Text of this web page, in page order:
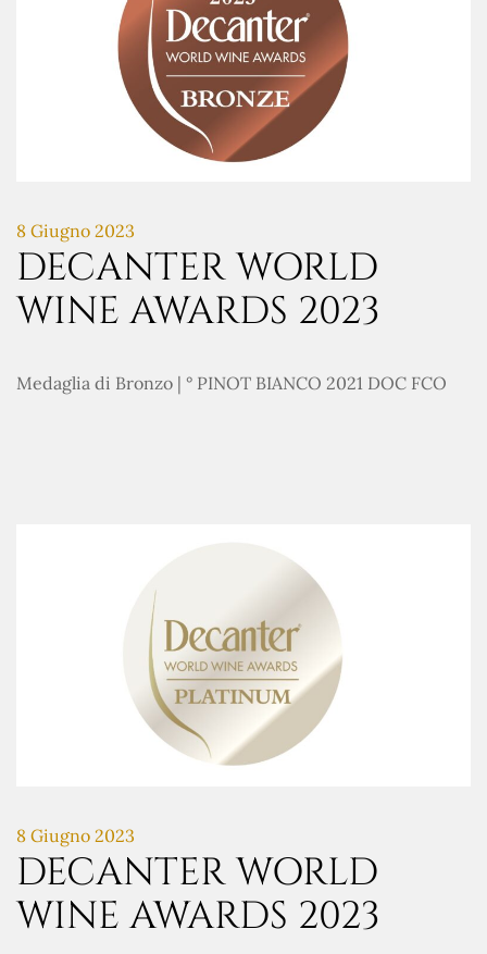
8 Giugno 2023
DECANTER WORLD
WINE AWARDS 2023
Medaglia di Bronzo | ° PINOT BIANCO 2021 DOC FCO
8 Giugno 2023
DECANTER WORLD
WINE AWARDS 2023